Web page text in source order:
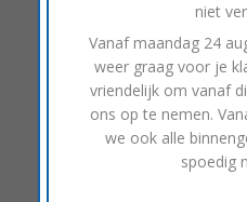
Carplay of Auto Android.
gekoppeld met 2-din
Klapscherm en gaat
Veel van de apps die je
worden, worden nu door
overgenomen. Afhankelijk
niet
Vanaf maandag 24
weer graag voor je
vriendelijk om vanaf
ons op te nemen.
we ook alle
spoedig